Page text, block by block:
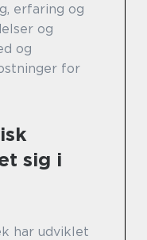
erfaring og
og
og
for
sig i
har udviklet